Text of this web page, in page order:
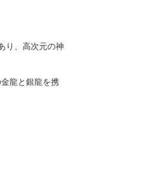
り、高次元の神
龍と銀龍を携